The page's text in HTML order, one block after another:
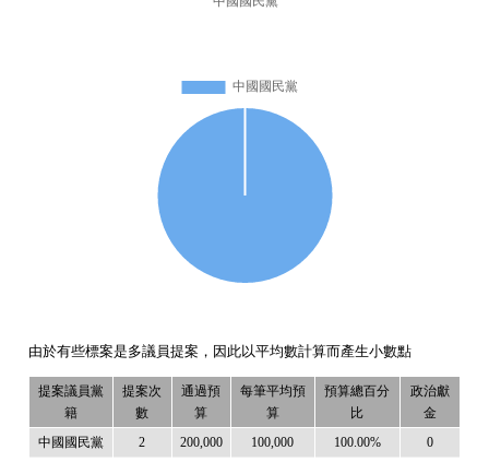
由於有些標案是多議員提案，因此以平均數計算而產生小數點
提案議員黨
籍
提案次
數
通過預
算
每筆平均預
算
預算總百分
比
政治獻
金
中國國民黨 2 200,000 100,000 100.00% 0